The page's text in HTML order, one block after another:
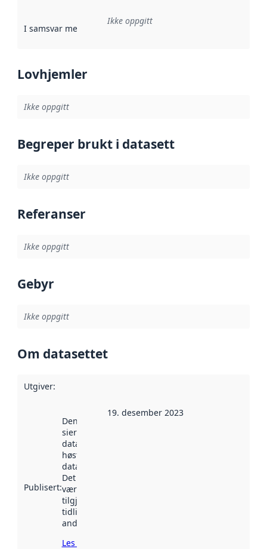
I samsvar med Referanse til en implementasjonsregel
Ikke oppgitt
Lovhjemler
Ikke oppgitt
Begreper brukt i datasett
Ikke oppgitt
Referanser
Ikke oppgitt
Gebyr
Ikke oppgitt
Om datasettet
Utgiver:
Publisert:
Denne datoen
sier når
datasettet ble
høstet av
data.norge.no.
Det kan ha
vært
tilgjengelig
tidligere
andre steder.
Les mer om
19. desember 2023